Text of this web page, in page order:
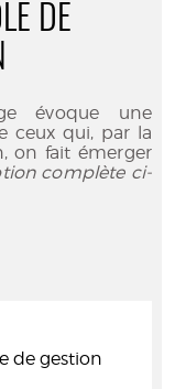
DE
évoque une
ceux qui, par la
on fait émerger
complète ci-
de gestion